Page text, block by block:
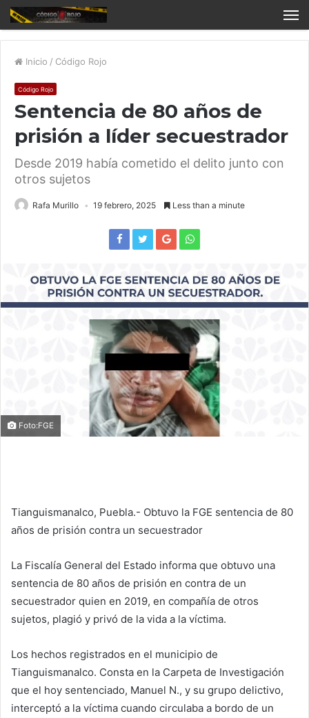
Inicio / Código Rojo
Código Rojo
Sentencia de 80 años de
prisión a líder secuestrador
Desde 2019 había cometido el delito junto con
otros sujetos
Rafa Murillo 19 febrero, 2025 Less than a minute
Foto:FGE
Tianguismanalco, Puebla.- Obtuvo la FGE sentencia de 80
años de prisión contra un secuestrador
La Fiscalía General del Estado informa que obtuvo una
sentencia de 80 años de prisión en contra de un
secuestrador quien en 2019, en compañía de otros
sujetos, plagió y privó de la vida a la víctima.
Los hechos registrados en el municipio de
Tianguismanalco. Consta en la Carpeta de Investigación
que el hoy sentenciado, Manuel N., y su grupo delictivo,
interceptó a la víctima cuando circulaba a bordo de un